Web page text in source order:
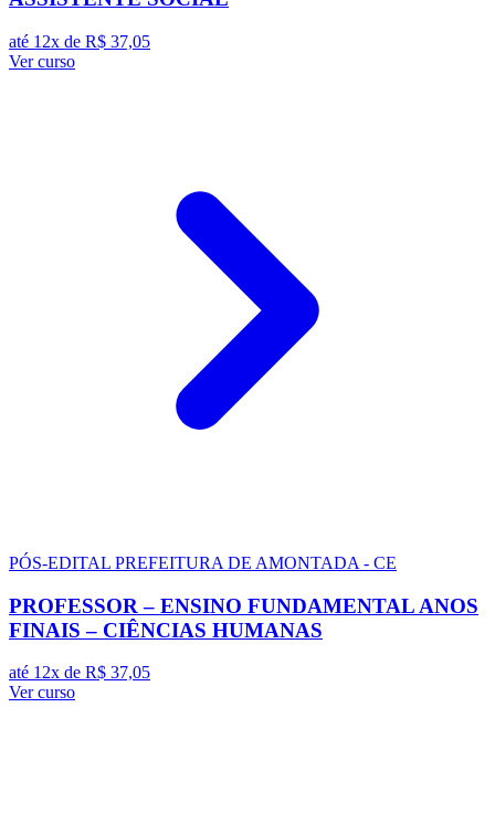
até 12x de R$ 37,05
Ver curso
PÓS-EDITAL PREFEITURA DE AMONTADA - CE
PROFESSOR – ENSINO FUNDAMENTAL ANOS
FINAIS – CIÊNCIAS HUMANAS
até 12x de R$ 37,05
Ver curso